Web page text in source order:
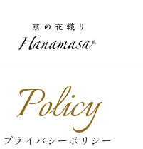
Policy
プライバシーポリシー